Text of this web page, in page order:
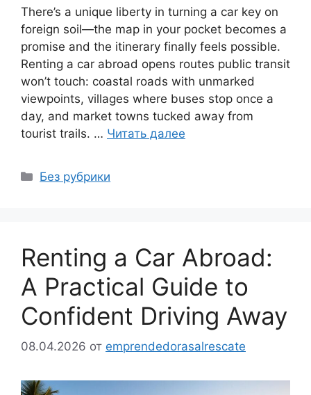
There’s a unique liberty in turning a car key on
foreign soil—the map in your pocket becomes a
promise and the itinerary finally feels possible.
Renting a car abroad opens routes public transit
won’t touch: coastal roads with unmarked
viewpoints, villages where buses stop once a
day, and market towns tucked away from
tourist trails. … Читать далее
Рубрики
Без рубрики
Renting a Car Abroad:
A Practical Guide to
Confident Driving Away
08.04.2026 от emprendedorasalrescate